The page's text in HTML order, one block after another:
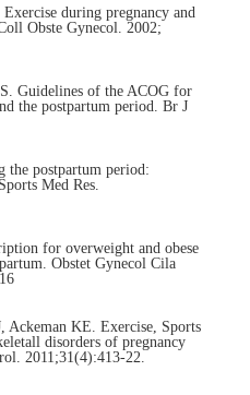
during pregnancy and
Obste Gynecol. 2002;
Guidelines of the ACOG for
the postpartum period. Br J
the postpartum period:
Med Res.
for overweight and obese
Obstet Gynecol Cila
Ackeman KE. Exercise, Sports
disorders of pregnancy
2011;31(4):413-22.